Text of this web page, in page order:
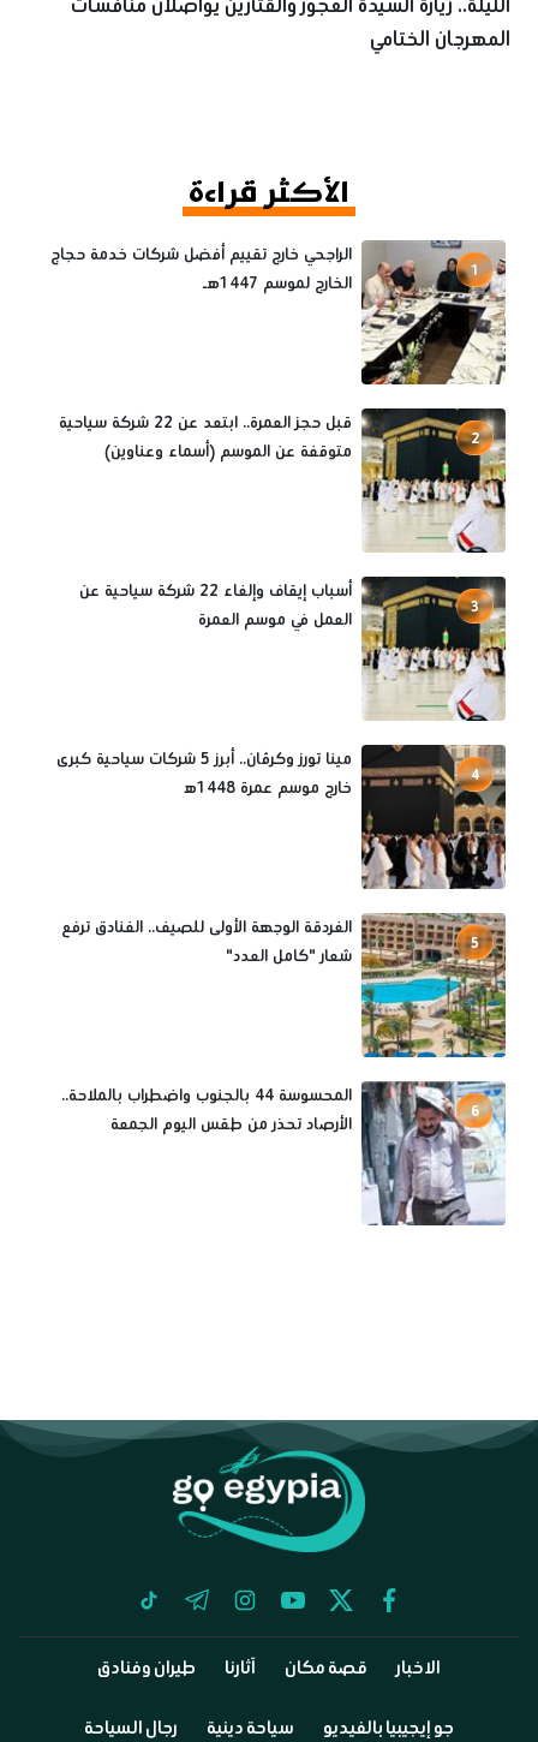
المهرجان الختامي
الأكثر قراءة
1
الراجحي خارج تقييم أفضل شركات خدمة حجاج
الخارج لموسم 1447هـ
2
قبل حجز العمرة.. ابتعد عن 22 شركة سياحية
متوقفة عن الموسم (أسماء وعناوين)
3
أسباب إيقاف وإلغاء 22 شركة سياحية عن
العمل في موسم العمرة
4
مينا تورز وكرڤان.. أبرز 5 شركات سياحية كبرى
خارج موسم عمرة 1448ه‍
5
الغردقة الوجهة الأولى للصيف.. الفنادق ترفع
شعار "كامل العدد"
6
المحسوسة 44 بالجنوب واضطراب بالملاحة..
الأرصاد تحذر من طقس اليوم الجمعة
facebook
twitter
youtube
instagram
telegram
tiktok
الاخبار قصة مكان آثارنا طيران وفنادق
جو إيجيبيا بالفيديو سياحة دينية رجال السياحة